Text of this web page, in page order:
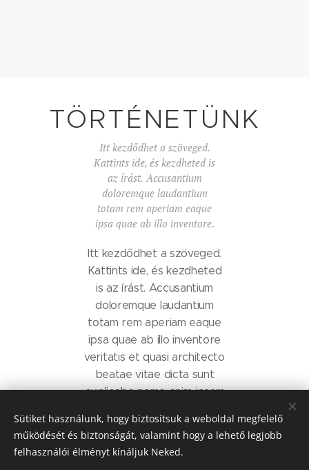
TÖRTÉNETÜNK
Itt kezdődhet a szöveged.
Kattints ide, és kezdheted is
az írást. Accusantium
doloremque laudantium
totam rem aperiam eaque
ipsa quae ab illo inventore.
Itt kezdődhet a szöveged.
Kattints ide, és kezdheted
is az írást. Accusantium
doloremque laudantium
totam rem aperiam eaque
ipsa quae ab illo inventore
veritatis et quasi architecto
beatae vitae dicta sunt
explicabo nemo enim ipsam
sit aspernatur aut odit aut
fugit sed quia
consequuntur magni
Sütiket használunk, hogy biztosítsuk a weboldal megfelelő
működését és biztonságát, valamint hogy a lehető legjobb
felhasználói élményt kínáljuk Neked.